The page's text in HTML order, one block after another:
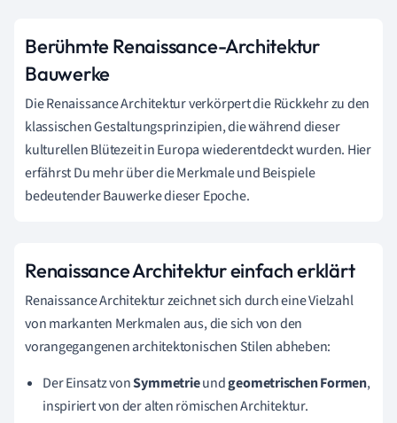
Berühmte Renaissance-Architektur
Bauwerke
Die Renaissance Architektur verkörpert die Rückkehr zu den
klassischen Gestaltungsprinzipien, die während dieser
kulturellen Blütezeit in Europa wiederentdeckt wurden. Hier
erfährst Du mehr über die Merkmale und Beispiele
bedeutender Bauwerke dieser Epoche.
Renaissance Architektur einfach erklärt
Renaissance Architektur zeichnet sich durch eine Vielzahl
von markanten Merkmalen aus, die sich von den
vorangegangenen architektonischen Stilen abheben:
Der Einsatz vonSymmetrieundgeometrischen Formen,
inspiriert von der alten römischen Architektur.